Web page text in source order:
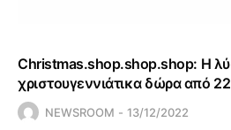
Christmas.shop.shop.shop: Η
χριστουγεννιάτικα δώρα από
NEWSROOM 13/12/2022